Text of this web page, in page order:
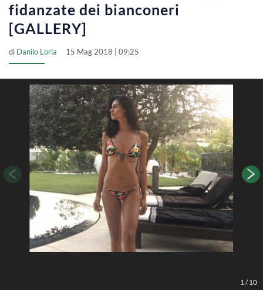
fidanzate dei bianconeri
[GALLERY]
di Danilo Loria 15 Mag 2018 | 09:25
1 /10